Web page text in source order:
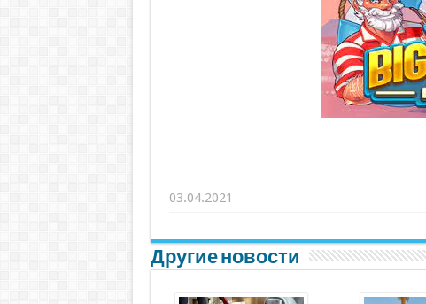
03.04.2021
Другие новости